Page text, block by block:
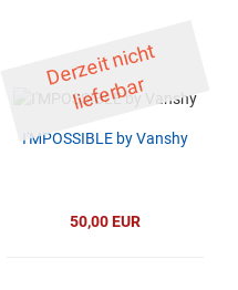
D
er
z
eit
ni
c
ht
li
ef
er
b
ar
I'MPOSSIBLE by Vanshy
50,00 EUR